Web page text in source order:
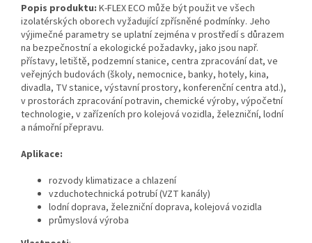
Popis produktu: K‑FLEX ECO může být použit ve všech
izolatérských oborech vyžadující zpřísněné podmínky. Jeho
výjimečné parametry se uplatní zejména v prostředí s důrazem
na bezpečnostní a ekologické požadavky, jako jsou např.
přístavy, letiště, podzemní stanice, centra zpracování dat, ve
veřejných budovách (školy, nemocnice, banky, hotely, kina,
divadla, TV stanice, výstavní prostory, konferenční centra atd.),
v prostorách zpracování potravin, chemické výroby, výpočetní
technologie, v zařízeních pro kolejová vozidla, železniční, lodní
a námořní přepravu.
Aplikace:
rozvody klimatizace a chlazení
vzduchotechnická potrubí (VZT kanály)
lodní doprava, železniční doprava, kolejová vozidla
průmyslová výroba